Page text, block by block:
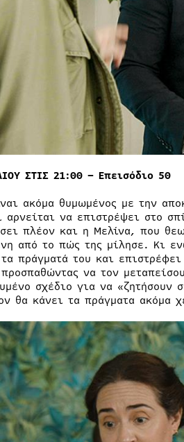
ΣΤΙΣ 21:00 – Επεισόδιο 50
ακόμα θυμωμένος με την
αρνείται να επιστρέψει στο
πλέον και η Μελίνα, που
από το πώς της μίλησε. Κι
πράγματά του και
να τον
σχέδιο για να
θα κάνει τα πράγματα ακόμα